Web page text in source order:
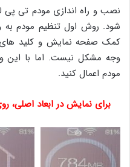
شود. روش اول تنظیم مودم به
وجه مشکل نیست. اما با این
مودم اعمال کنید.
برای نمایش در ابعاد اصلی،